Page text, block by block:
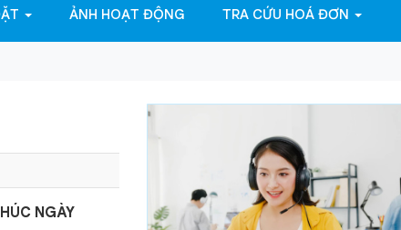
ẢNH HOẠT ĐỘNG TRA CỨU HOÁ ĐƠN
NGÀY